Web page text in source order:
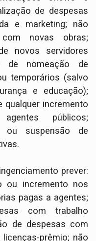
de despesas
e marketing; não
novas obras;
novos servidores
de nomeação de
temporários (salvo
e educação);
qualquer incremento
públicos;
ou suspensão de
prever:
ou incremento nos
pagas a agentes;
com trabalho
de despesas com
prêmio; não